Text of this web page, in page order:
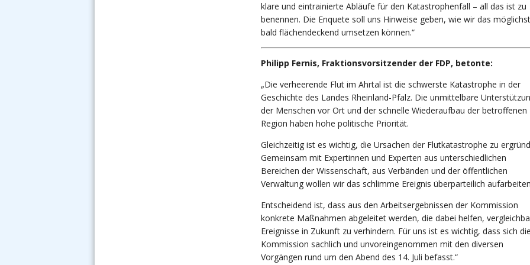
klare und eintrainierte Abläufe für den Katastrophenfall – all das ist zu
benennen. Die Enquete soll uns Hinweise geben, wie wir das möglichst
bald flächendeckend umsetzen können.“
Philipp Fernis, Fraktionsvorsitzender der FDP, betonte:
„Die verheerende Flut im Ahrtal ist die schwerste Katastrophe in der
Geschichte des Landes Rheinland-Pfalz. Die unmittelbare
der Menschen vor Ort und der schnelle Wiederaufbau der betroffenen
Region haben hohe politische Priorität.
Gleichzeitig ist es wichtig, die Ursachen der Flutkatastrophe zu
Gemeinsam mit Expertinnen und Experten aus unterschiedlichen
Bereichen der Wissenschaft, aus Verbänden und der öffentlichen
Verwaltung wollen wir das schlimme Ereignis überparteilich
Entscheidend ist, dass aus den Arbeitsergebnissen der Kommission
konkrete Maßnahmen abgeleitet werden, die dabei helfen,
Ereignisse in Zukunft zu verhindern. Für uns ist es wichtig, dass sich die
Kommission sachlich und unvoreingenommen mit den diversen
Vorgängen rund um den Abend des 14. Juli befasst.“